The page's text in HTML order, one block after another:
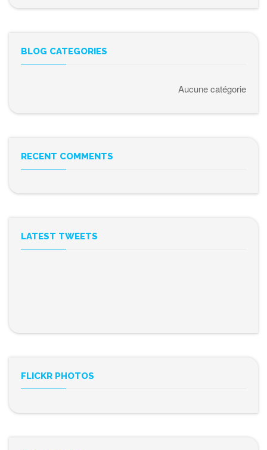
BLOG CATEGORIES
Aucune catégorie
RECENT COMMENTS
LATEST TWEETS
FLICKR PHOTOS